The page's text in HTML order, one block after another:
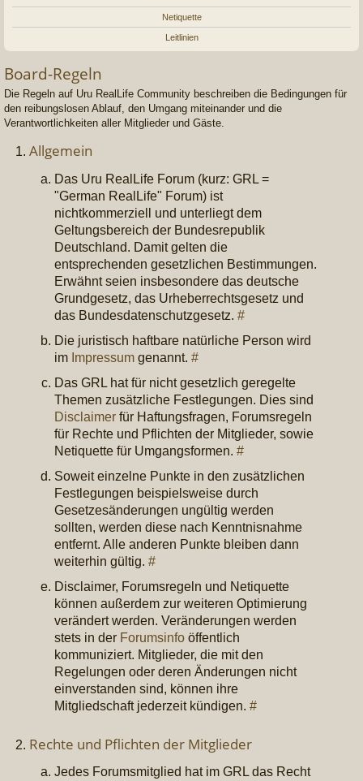
Netiquette
Leitlinien
Board-Regeln
Die Regeln auf Uru RealLife Community beschreiben die Bedingungen für
den reibungslosen Ablauf, den Umgang miteinander und die
Verantwortlichkeiten aller Mitglieder und Gäste.
Allgemein
Das Uru RealLife Forum (kurz: GRL =
"German RealLife" Forum) ist
nichtkommerziell und unterliegt dem
Geltungsbereich der Bundesrepublik
Deutschland. Damit gelten die
entsprechenden gesetzlichen Bestimmungen.
Erwähnt seien insbesondere das deutsche
Grundgesetz, das Urheberrechtsgesetz und
das Bundesdatenschutzgesetz.#
Die juristisch haftbare natürliche Person wird
im Impressum genannt.#
Das GRL hat für nicht gesetzlich geregelte
Themen zusätzliche Festlegungen. Dies sind
Disclaimer für Haftungsfragen, Forumsregeln
für Rechte und Pflichten der Mitglieder, sowie
Netiquette für Umgangsformen.#
Soweit einzelne Punkte in den zusätzlichen
Festlegungen beispielsweise durch
Gesetzesänderungen ungültig werden
sollten, werden diese nach Kenntnisnahme
entfernt. Alle anderen Punkte bleiben dann
weiterhin gültig.#
Disclaimer, Forumsregeln und Netiquette
können außerdem zur weiteren Optimierung
verändert werden. Veränderungen werden
stets in der Forumsinfo öffentlich
kommuniziert. Mitglieder, die mit den
Regelungen oder deren Änderungen nicht
einverstanden sind, können ihre
Mitgliedschaft jederzeit kündigen.#
Rechte und Pflichten der Mitglieder
Jedes Forumsmitglied hat im GRL das Recht